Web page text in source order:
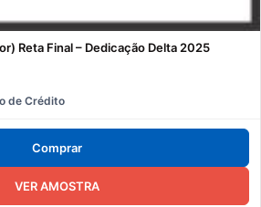
Reta Final – Dedicação Delta 2025
de Crédito
Comprar
VER AMOSTRA